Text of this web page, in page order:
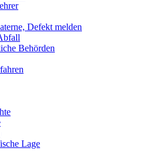
Defekt melden
Behörden
Lage